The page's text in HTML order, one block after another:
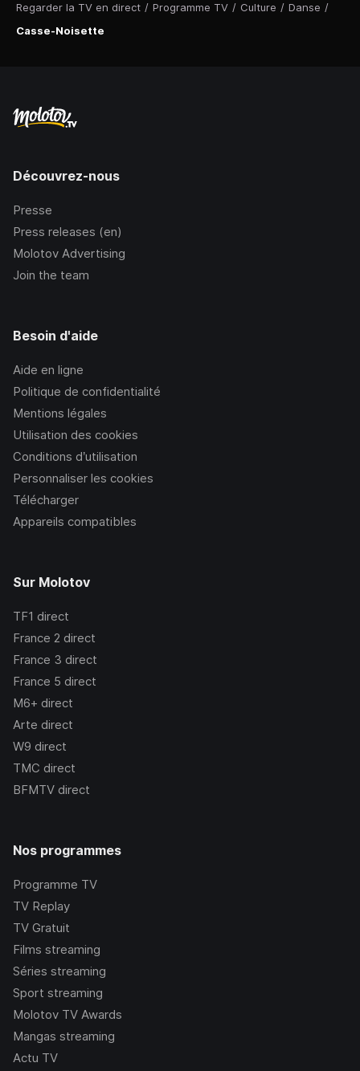
Regarder la TV en direct / Programme TV / Culture / Danse /
Casse-Noisette
Découvrez-nous
Presse
Press releases (en)
Molotov Advertising
Join the team
Besoin d'aide
Aide en ligne
Politique de confidentialité
Mentions légales
Utilisation des cookies
Conditions d’utilisation
Personnaliser les cookies
Télécharger
Appareils compatibles
Sur Molotov
TF1 direct
France 2 direct
France 3 direct
France 5 direct
M6+ direct
Arte direct
W9 direct
TMC direct
BFMTV direct
Nos programmes
Programme TV
TV Replay
TV Gratuit
Films streaming
Séries streaming
Sport streaming
Molotov TV Awards
Mangas streaming
Actu TV